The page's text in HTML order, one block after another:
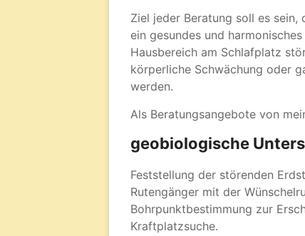
Ziel jeder Beratung soll es
ein gesundes und
Hausbereich am Schlafplatz
körperliche Schwächung oder
werden.
Als Beratungsangebote von
geobiologische
Feststellung der störenden
Rutengänger mit der
Bohrpunktbestimmung zur
Kraftplatzsuche.